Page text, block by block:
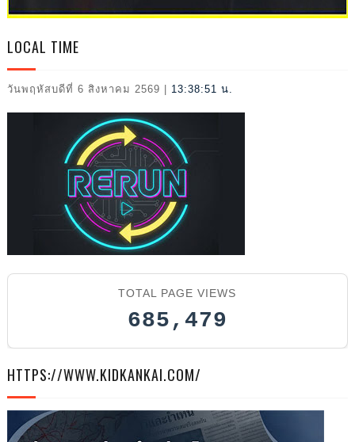
VAL
202
LOCAL TIME
วันพฤหัสบดีที่ 6 สิงหาคม 2569 13:38:54 น.
TOTAL PAGE VIEWS
685,479
HTTPS://WWW.KIDKANKAI.COM/